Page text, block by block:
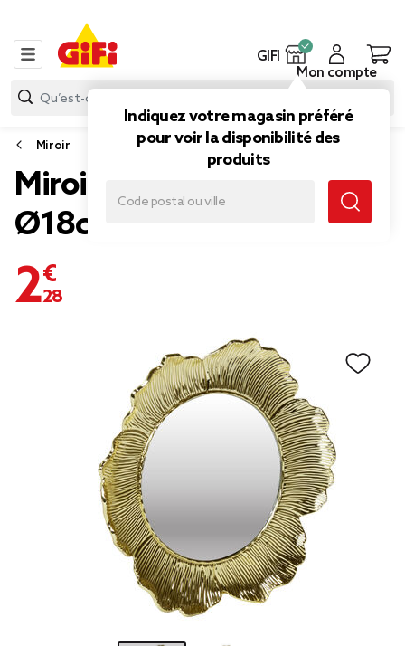
GIFI
Indiquez votre magasin préféré
pour voir la disponibilité des
produits
Mon compte
Miroir
Miroir rond bord fleur doré
Ø18cm
2,28 €